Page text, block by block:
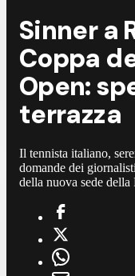
Sinner a
Coppa
Open:
terrazza
Il tennista italiano,
domande dei
della nuova sede della